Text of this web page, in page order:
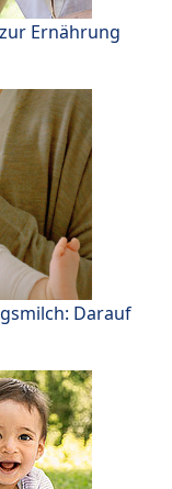
Ernährung
Darauf